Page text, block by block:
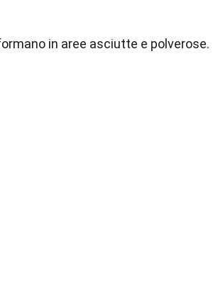
in aree asciutte e polverose.